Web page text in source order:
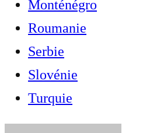
Monténégro
Roumanie
Serbie
Slovénie
Turquie